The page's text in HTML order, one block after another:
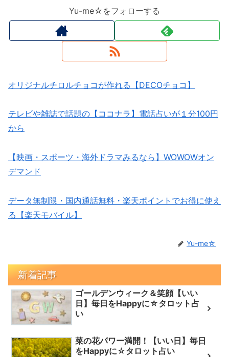
Yu-me☆をフォローする
オリジナルチロルチョコが作れる【DECOチョコ】
テレビや雑誌で話題の【ココナラ】電話占いが１分100円
から
【映画・スポーツ・海外ドラマみるなら】WOWOWオン
デマンド
データ無制限・国内通話無料・楽天ポイントでお得に使え
る【楽天モバイル】
Yu-me☆
新着記事
ゴールデンウィーク＆笑顔【いい
日】毎日をHappyに☆タロット占
い
菜の花パワー満開！【いい日】毎日
をHappyに☆タロット占い